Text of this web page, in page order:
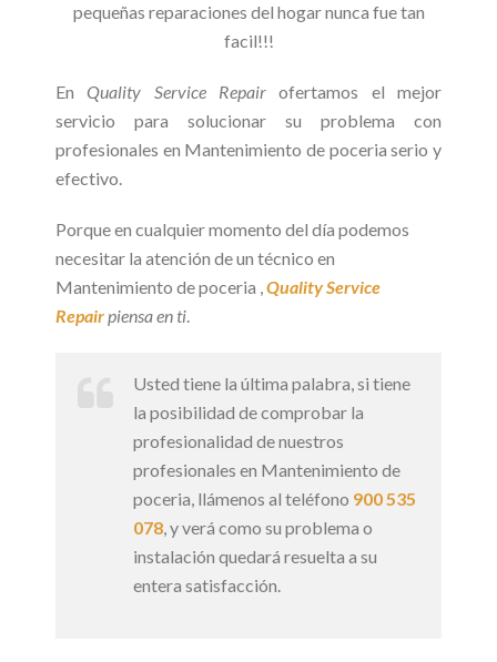
pequeñas reparaciones del hogar nunca fue tan
facil!!!
EnQuality Service Repair ofertamos el mejor
servicio para solucionar su problema con
profesionales en Mantenimiento de poceria serio y
efectivo.
Porque en cualquier momento del día podemos
necesitar la atención de un técnico en
Mantenimiento de poceria ,Quality Service
Repairpiensa en ti.
Usted tiene la última palabra, si tiene
la posibilidad de comprobar la
profesionalidad de nuestros
profesionales en Mantenimiento de
poceria, llámenos al teléfono 900 535
078, y verá como su problema o
instalación quedará resuelta a su
entera satisfacción.